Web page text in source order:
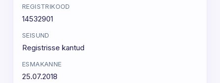
REGISTRIKOOD
14532901
SEISUND
Registrisse kantud
ESMAKANNE
25.07.2018